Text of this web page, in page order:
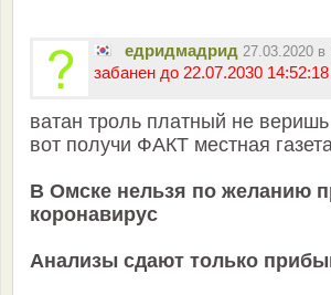
едридмадрид 27.03.2020
забанен до 22.07.2030 14:52:18
ватан троль платный не
вот получи ФАКТ местная
В Омске нельзя по желанию
коронавирус
Анализы сдают только